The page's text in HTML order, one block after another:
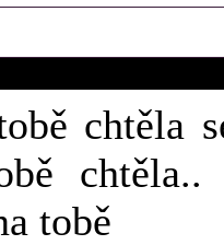
chtěla
tobě